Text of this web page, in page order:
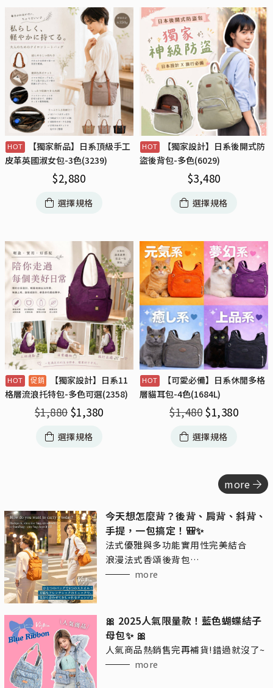
【獨家新品】日系頂級手工
皮革英國淑女包-3色(3239)
$2,880
選擇規格
【獨家設計】日系後開式防
盜後背包-多色(6029)
$3,480
選擇規格
【獨家設計】日系11
格層流浪托特包-多色可選(2358)
$1,880 $1,380
選擇規格
【可愛必備】日系休閒多格
層貓耳包-4色(1684L)
$1,480 $1,380
選擇規格
more
今天想怎麼背？後背、肩背、斜背、
手提，一包搞定！🎒✨
法式優雅與多功能實用性完美結合
浪漫法式香頌後背包
讓你的日常搭配更加自由！
more
🎀 2025人氣限量款！藍色蝴蝶結子
母包✨ 🎀
人氣商品熱銷售完再補貨!錯過就沒了~
more